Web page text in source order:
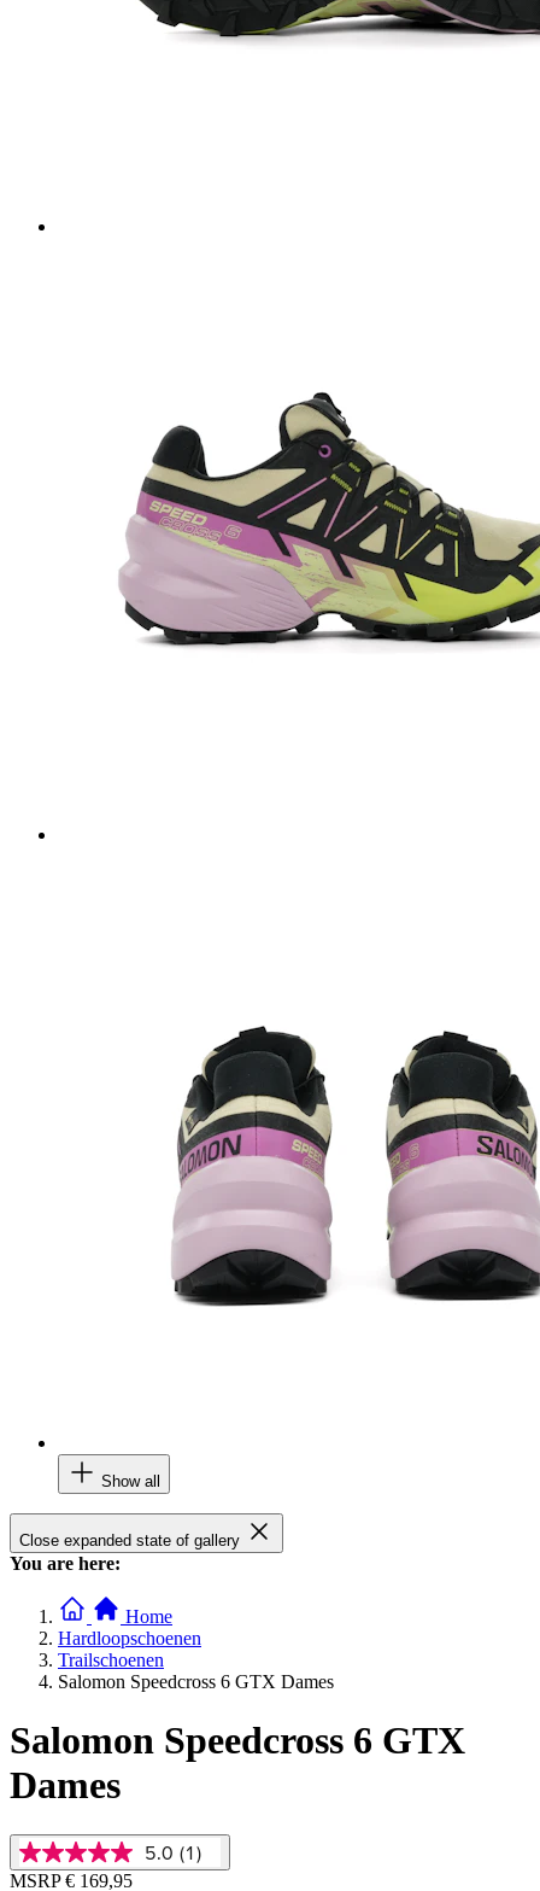
Show all
Close expanded state of gallery
You are here:
Home
Hardloopschoenen
Trailschoenen
Salomon Speedcross 6 GTX Dames
Salomon Speedcross 6 GTX
Dames
5.0
van
5.0 (1)
MSRP € 169,95